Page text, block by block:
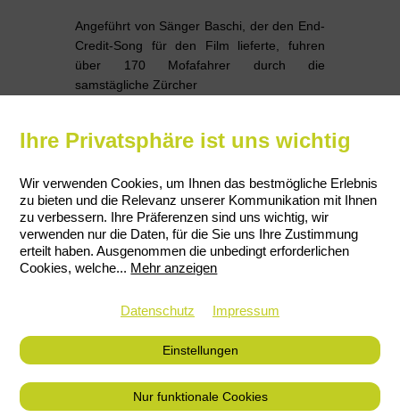
Angeführt von Sänger Baschi, der den End-
Credit-Song für den Film lieferte, fuhren
über 170 Mofafahrer durch die
samstägliche Zürcher
Innenstadt zum KITAG-Kino Corso und
Feeling in die Limmatstadt.
Ihre Privatsphäre ist uns wichtig
Wir verwenden Cookies, um Ihnen das bestmögliche Erlebnis
zu bieten und die Relevanz unserer Kommunikation mit Ihnen
zu verbessern. Ihre Präferenzen sind uns wichtig, wir
verwenden nur die Daten, für die Sie uns Ihre Zustimmung
erteilt haben. Ausgenommen die unbedingt erforderlichen
Cookies, welche... Mehr anzeigen
Datenschutz Impressum
Einstellungen
Nur funktionale Cookies